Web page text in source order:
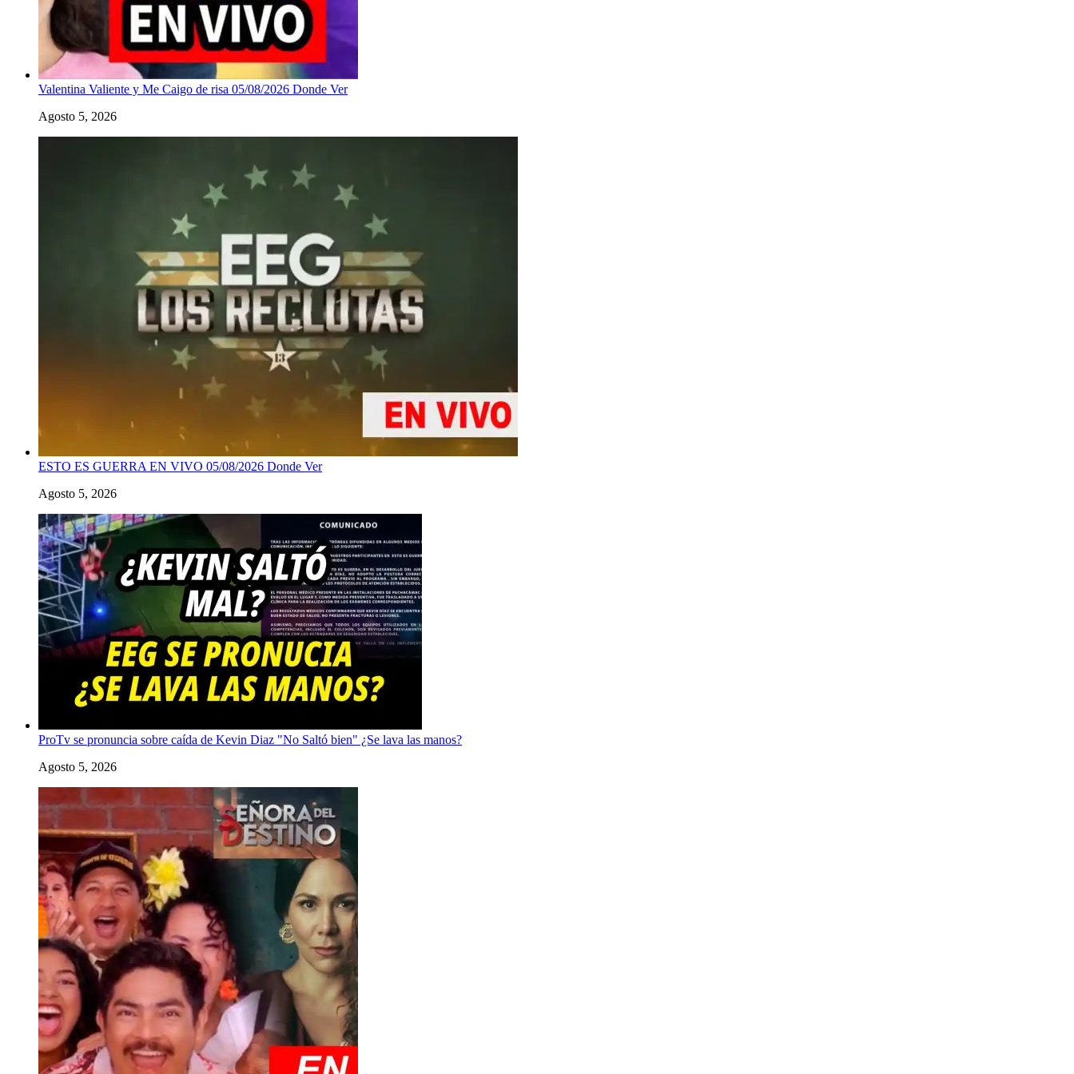
Valentina Valiente y Me Caigo de risa 05/08/2026 Donde Ver
Agosto 5, 2026
ESTO ES GUERRA EN VIVO 05/08/2026 Donde Ver
Agosto 5, 2026
ProTv se pronuncia sobre caída de Kevin Diaz "No Saltó bien" ¿Se lava las manos?
Agosto 5, 2026